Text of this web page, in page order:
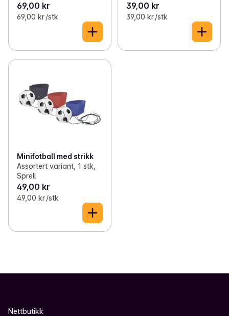
✓ Grøt og barnemat (18)
(12)
69,00 kr
69,00 kr /stk
39,00 kr
39,00 kr /stk
Minifotball med strikk
Assortert variant, 1 stk,
Sprell
49,00 kr
49,00 kr /stk
Nettbutikk